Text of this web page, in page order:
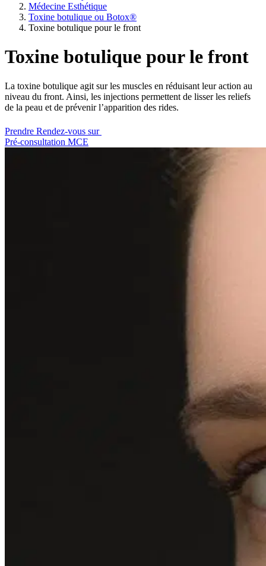
Médecine Esthétique
Toxine botulique ou Botox®
Toxine botulique pour le front
Toxine botulique pour le front
La toxine botulique agit sur les muscles en réduisant leur action au
niveau du front. Ainsi, les injections permettent de lisser les reliefs
de la peau et de prévenir l’apparition des rides.
Prendre Rendez-vous sur
Pré-consultation MCE